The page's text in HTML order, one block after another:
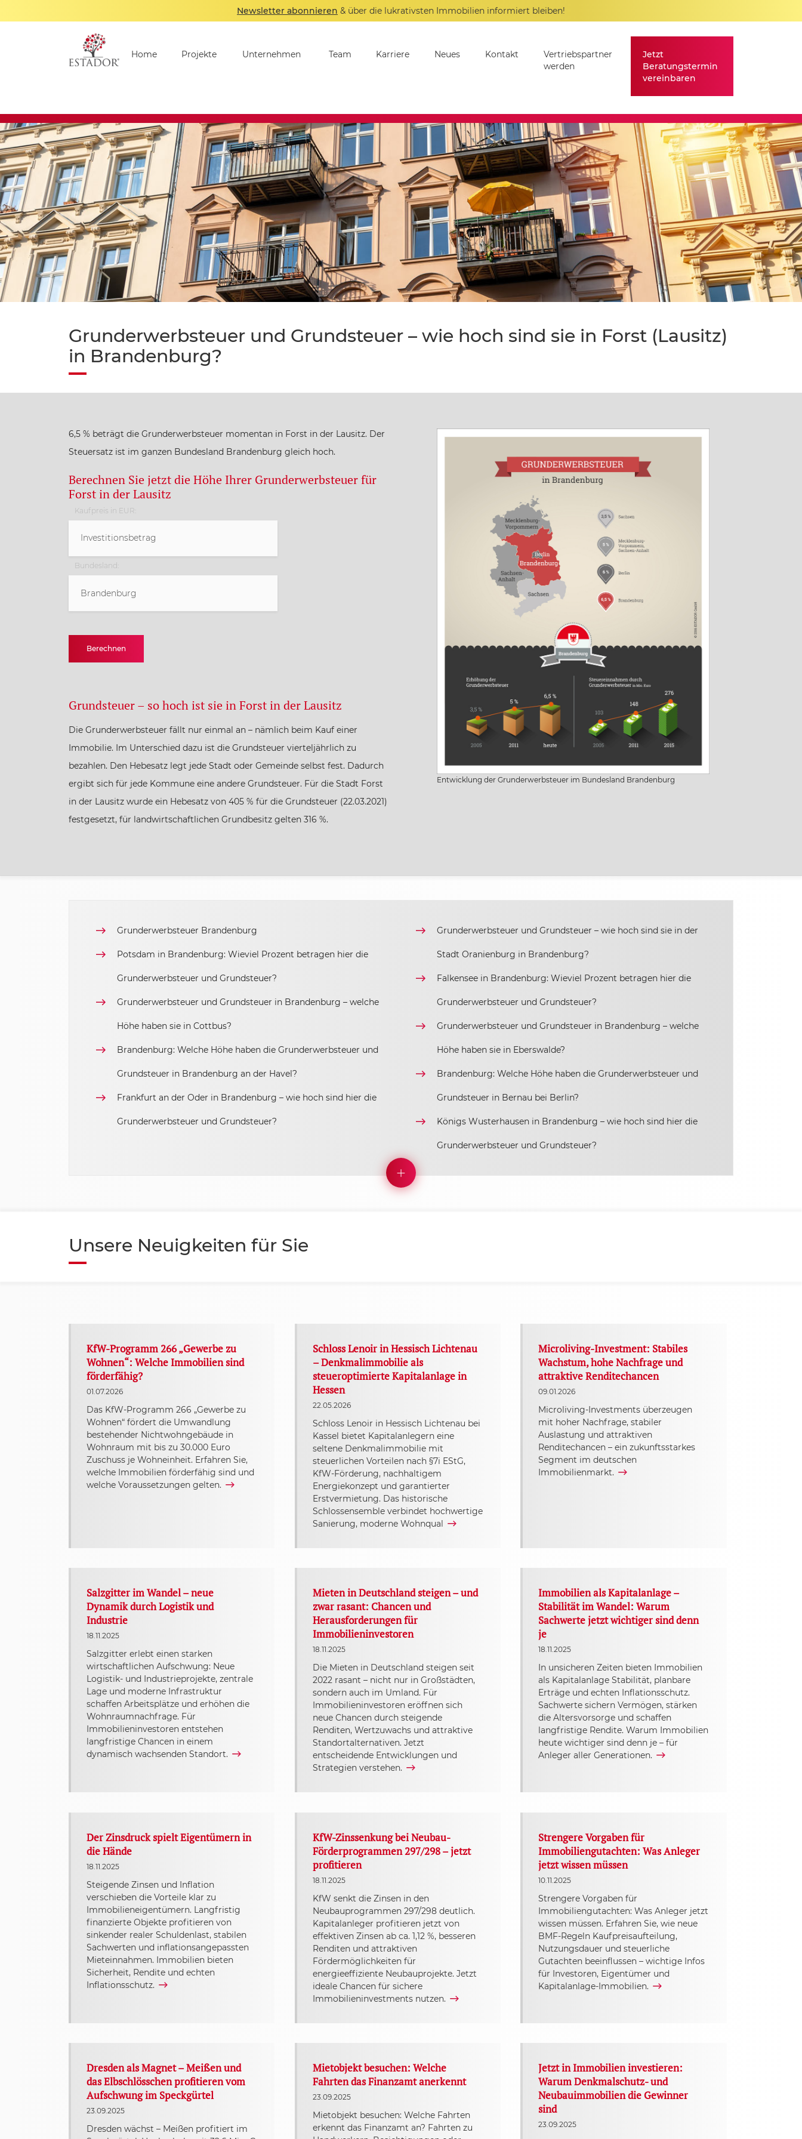
Newsletter abonnieren & über die lukrativsten Immobilien informiert bleiben!
Home Projekte Unternehmen Team Karriere Neues Kontakt
Vertriebspartner
werden
Jetzt
Beratungstermin
vereinbaren
Grunderwerbsteuer und Grundsteuer – wie hoch sind sie in Forst (Lausitz)
in Brandenburg?
6,5 % beträgt die Grunderwerbsteuer momentan in Forst in der Lausitz. Der
Steuersatz ist im ganzen Bundesland Brandenburg gleich hoch.
Berechnen Sie jetzt die Höhe Ihrer Grunderwerbsteuer für
Forst in der Lausitz
Kaufpreis in EUR:
Bundesland:
Brandenburg
Bayern
Berlin
Nordrhein-Westfalen
Saarland
Sachsen-Anhalt
Berechnen
Grundsteuer – so hoch ist sie in Forst in der Lausitz
Die Grunderwerbsteuer fällt nur einmal an – nämlich beim Kauf einer
Immobilie. Im Unterschied dazu ist die Grundsteuer vierteljährlich zu
bezahlen. Den Hebesatz legt jede Stadt oder Gemeinde selbst fest. Dadurch
ergibt sich für jede Kommune eine andere Grundsteuer. Für die Stadt Forst
in der Lausitz wurde ein Hebesatz von 405 % für die Grundsteuer (22.03.2021)
festgesetzt, für landwirtschaftlichen Grundbesitz gelten 316 %.
Entwicklung der Grunderwerbsteuer im Bundesland Brandenburg
Grunderwerbsteuer Brandenburg
Potsdam in Brandenburg: Wieviel Prozent betragen hier die
Grunderwerbsteuer und Grundsteuer?
Grunderwerbsteuer und Grundsteuer in Brandenburg – welche
Höhe haben sie in Cottbus?
Brandenburg: Welche Höhe haben die Grunderwerbsteuer und
Grundsteuer in Brandenburg an der Havel?
Frankfurt an der Oder in Brandenburg – wie hoch sind hier die
Grunderwerbsteuer und Grundsteuer?
Grunderwerbsteuer und Grundsteuer – wie hoch sind sie in der
Stadt Oranienburg in Brandenburg?
Falkensee in Brandenburg: Wieviel Prozent betragen hier die
Grunderwerbsteuer und Grundsteuer?
Grunderwerbsteuer und Grundsteuer in Brandenburg – welche
Höhe haben sie in Eberswalde?
Brandenburg: Welche Höhe haben die Grunderwerbsteuer und
Grundsteuer in Bernau bei Berlin?
Königs Wusterhausen in Brandenburg – wie hoch sind hier die
Grunderwerbsteuer und Grundsteuer?
Unsere Neuigkeiten für Sie
KfW-Programm 266 „Gewerbe zu
Wohnen“: Welche Immobilien sind
förderfähig?
01.07.2026
Das KfW-Programm 266 „Gewerbe zu
Wohnen“ fördert die Umwandlung
bestehender Nichtwohngebäude in
Wohnraum mit bis zu 30.000 Euro
Zuschuss je Wohneinheit. Erfahren Sie,
welche Immobilien förderfähig sind und
welche Voraussetzungen gelten.
Schloss Lenoir in Hessisch Lichtenau
– Denkmalimmobilie als
steueroptimierte Kapitalanlage in
Hessen
22.05.2026
Schloss Lenoir in Hessisch Lichtenau bei
Kassel bietet Kapitalanlegern eine
seltene Denkmalimmobilie mit
steuerlichen Vorteilen nach §7i EStG,
KfW-Förderung, nachhaltigem
Energiekonzept und garantierter
Erstvermietung. Das historische
Schlossensemble verbindet hochwertige
Sanierung, moderne Wohnqual
Microliving-Investment: Stabiles
Wachstum, hohe Nachfrage und
attraktive Renditechancen
09.01.2026
Microliving-Investments überzeugen
mit hoher Nachfrage, stabiler
Auslastung und attraktiven
Renditechancen – ein zukunftsstarkes
Segment im deutschen
Immobilienmarkt.
Salzgitter im Wandel – neue
Dynamik durch Logistik und
Industrie
18.11.2025
Salzgitter erlebt einen starken
wirtschaftlichen Aufschwung: Neue
Logistik- und Industrieprojekte, zentrale
Lage und moderne Infrastruktur
schaffen Arbeitsplätze und erhöhen die
Wohnraumnachfrage. Für
Immobilieninvestoren entstehen
langfristige Chancen in einem
dynamisch wachsenden Standort.
Mieten in Deutschland steigen – und
zwar rasant: Chancen und
Herausforderungen für
Immobilieninvestoren
18.11.2025
Die Mieten in Deutschland steigen seit
2022 rasant – nicht nur in Großstädten,
sondern auch im Umland. Für
Immobilieninvestoren eröffnen sich
neue Chancen durch steigende
Renditen, Wertzuwachs und attraktive
Standortalternativen. Jetzt
entscheidende Entwicklungen und
Strategien verstehen.
Immobilien als Kapitalanlage –
Stabilität im Wandel: Warum
Sachwerte jetzt wichtiger sind denn
je
18.11.2025
In unsicheren Zeiten bieten Immobilien
als Kapitalanlage Stabilität, planbare
Erträge und echten Inflationsschutz.
Sachwerte sichern Vermögen, stärken
die Altersvorsorge und schaffen
langfristige Rendite. Warum Immobilien
heute wichtiger sind denn je – für
Anleger aller Generationen.
Der Zinsdruck spielt Eigentümern in
die Hände
18.11.2025
Steigende Zinsen und Inflation
verschieben die Vorteile klar zu
Immobilieneigentümern. Langfristig
finanzierte Objekte profitieren von
sinkender realer Schuldenlast, stabilen
Sachwerten und inflationsangepassten
Mieteinnahmen. Immobilien bieten
Sicherheit, Rendite und echten
Inflationsschutz.
KfW-Zinssenkung bei Neubau-
Förderprogrammen 297/298 – jetzt
profitieren
18.11.2025
KfW senkt die Zinsen in den
Neubauprogrammen 297/298 deutlich.
Kapitalanleger profitieren jetzt von
effektiven Zinsen ab ca. 1,12 %, besseren
Renditen und attraktiven
Fördermöglichkeiten für
energieeffiziente Neubauprojekte. Jetzt
ideale Chancen für sichere
Immobilieninvestments nutzen.
Strengere Vorgaben für
Immobiliengutachten: Was Anleger
jetzt wissen müssen
10.11.2025
Strengere Vorgaben für
Immobiliengutachten: Was Anleger jetzt
wissen müssen. Erfahren Sie, wie neue
BMF-Regeln Kaufpreisaufteilung,
Nutzungsdauer und steuerliche
Gutachten beeinflussen – wichtige Infos
für Investoren, Eigentümer und
Kapitalanlage-Immobilien.
Dresden als Magnet – Meißen und
das Elbschlösschen profitieren vom
Aufschwung im Speckgürtel
23.09.2025
Dresden wächst – Meißen profitiert im
Mietobjekt besuchen: Welche
Fahrten das Finanzamt anerkennt
23.09.2025
Mietobjekt besuchen: Welche Fahrten
erkennt das Finanzamt an? Fahrten zu
Jetzt in Immobilien investieren:
Warum Denkmalschutz- und
Neubauimmobilien die Gewinner
sind
23.09.2025